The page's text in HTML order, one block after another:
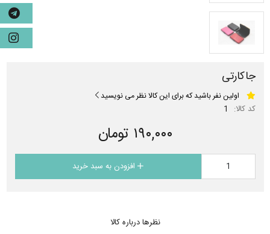
جاکارتی
اولین نفر باشید که برای این کالا نظر می نویسید
کد کالا: 1
۱۹۰,۰۰۰ تومان
افزودن به سبد خرید
نظرها درباره کالا